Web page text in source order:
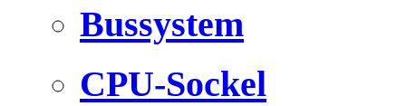
Bussystem
CPU-Sockel